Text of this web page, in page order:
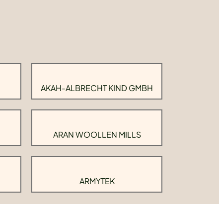
AKAH-ALBRECHT KIND GMBH
ARAN WOOLLEN MILLS
ARMYTEK